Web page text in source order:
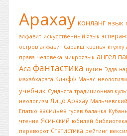
Арахау конланг язык
алфавит искусственный язык
остров алфавит Саракш квенья ктулху
права человека микроязык ангел
Аса фантастика путин Эдда
махабхарата Клюфф Манас
учебник Сундьята традиционная
неологизм Лицо Арахау Мальчевский
Епатко васильев гусев балачка Кубань
чтение Ясинский юбилей библиотека
переворот Статистика рейтинг